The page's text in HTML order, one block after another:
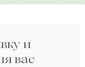
2024-01-07
2023-12-26
и
вас